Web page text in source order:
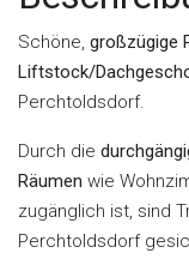
Schöne, großzügige
Liftstock/
Perchtoldsdorf.
Durch die
Räumen wie
zugänglich ist, sind
Perchtoldsdorf